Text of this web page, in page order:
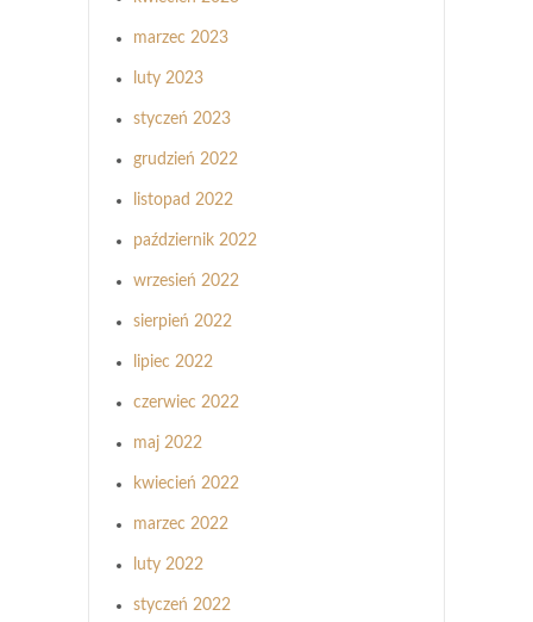
marzec 2023
luty 2023
styczeń 2023
grudzień 2022
listopad 2022
październik 2022
wrzesień 2022
sierpień 2022
lipiec 2022
czerwiec 2022
maj 2022
kwiecień 2022
marzec 2022
luty 2022
styczeń 2022